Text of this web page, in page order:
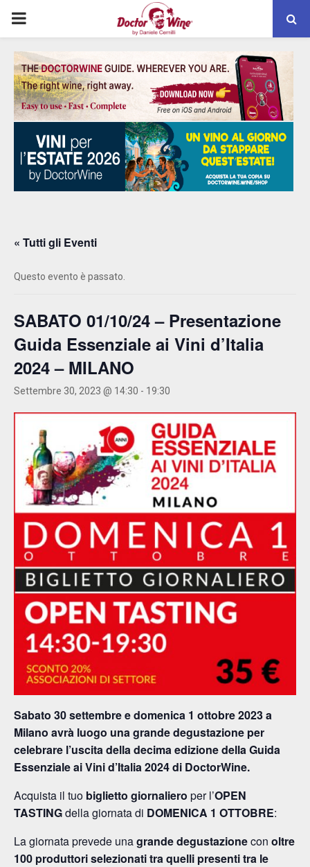
PRIMARY
MENU
« Tutti gli Eventi
Questo evento è passato.
SABATO 01/10/24 – Presentazione
Guida Essenziale ai Vini d’Italia
2024 – MILANO
Settembre 30, 2023 @ 14:30 - 19:30
Sabato 30 settembre e domenica 1 ottobre 2023 a
Milano avrà luogo una grande degustazione per
celebrare l’uscita della decima edizione della Guida
Essenziale ai Vini d’Italia 2024 di DoctorWine.
Acquista il tuo biglietto giornaliero per l’OPEN
TASTINGdella giornata di DOMENICA 1 OTTOBRE:
La giornata prevede unagrande degustazionecon oltre
100 produttori selezionati tra quelli presenti tra le